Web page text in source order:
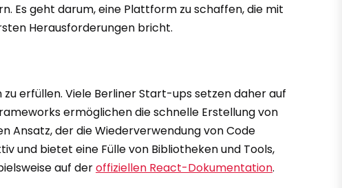
Es geht darum, eine Plattform zu schaffen, die mit
Herausforderungen bricht.
erfüllen. Viele Berliner Start-ups setzen daher auf
ermöglichen die schnelle Erstellung von
der die Wiederverwendung von Code
und bietet eine Fülle von Bibliotheken und Tools,
auf deroffiziellen React-Dokumentation.